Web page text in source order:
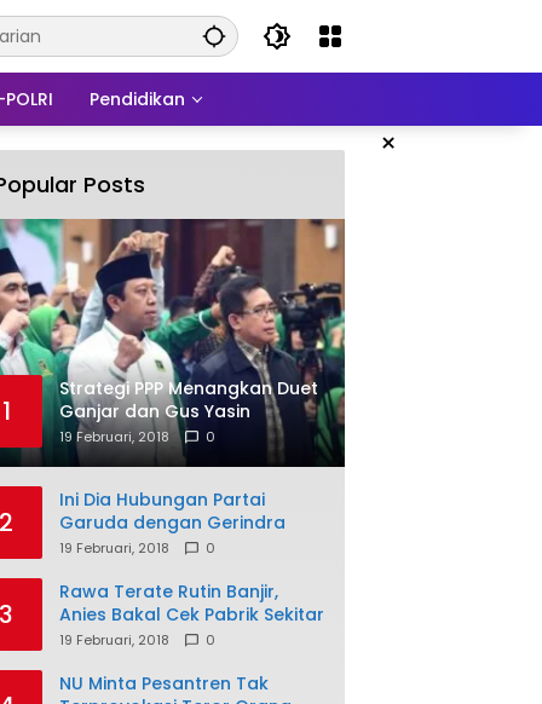
Pendidikan
×
Posts
1
Strategi PPP Menangkan Duet
Ganjar dan Gus Yasin
19 Februari, 2018 0
2
Ini Dia Hubungan Partai
Garuda dengan Gerindra
19 Februari, 2018 0
3
Rawa Terate Rutin Banjir,
Anies Bakal Cek Pabrik Sekitar
19 Februari, 2018 0
NU Minta Pesantren Tak